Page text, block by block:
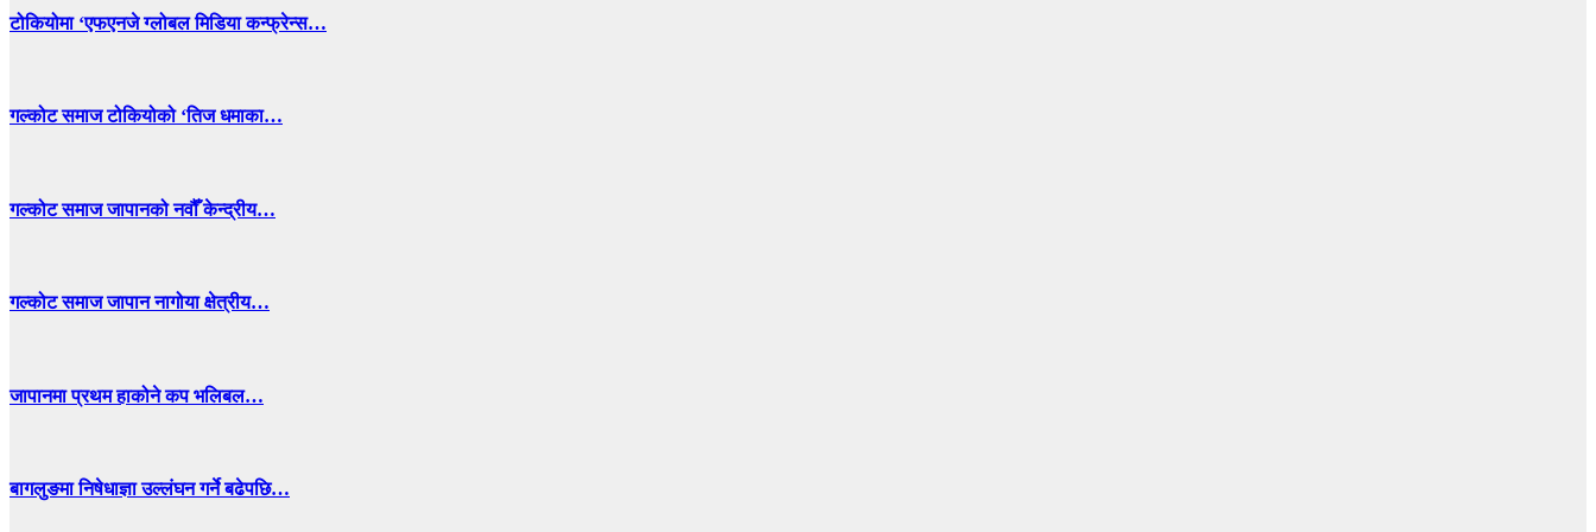
टोकियोमा ‘एफएनजे ग्लोबल मिडिया कन्फ्रेन्स…
गल्कोट समाज टोकियोको ‘तिज धमाका…
गल्कोट समाज जापानको नवौँ केन्द्रीय…
गल्कोट समाज जापान नागोया क्षेत्रीय…
जापानमा प्रथम हाकोने कप भलिबल…
बागलुङमा निषेधाज्ञा उल्लंघन गर्ने बढेपछि…